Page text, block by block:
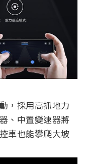
，採用高抓地力
、中置變速器將
車也能攀爬大坡